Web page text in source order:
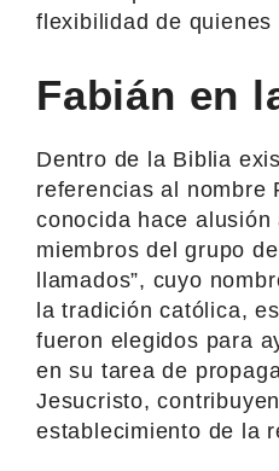
flexibilidad de
Fabián en
Dentro de la Biblia
referencias al nombre
conocida hace alusión
miembros del grupo
llamados”, cuyo
la tradición católica,
fueron elegidos para
en su tarea de
Jesucristo,
establecimiento de la